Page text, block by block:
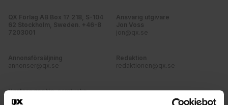
QX Förlag AB Box 17 218, S-104
62 Stockholm, Sweden. +46-8
7203001
Ansvarig utgivare
Jon Voss
jon@qx.se
Annonsförsäljning
annonser@qx.se
Redaktion
redaktionen@qx.se
Hantera cookie-samtycke